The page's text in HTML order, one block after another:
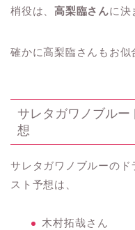
梢役は、高梨臨さんに決
確かに高梨臨さんもお似
サレタガワノブル
想
サレタガワノブルーのド
スト予想は、
木村拓哉さん